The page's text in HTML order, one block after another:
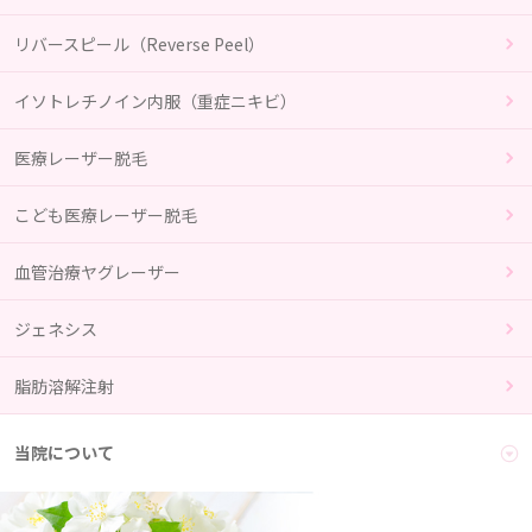
リバースピール（Reverse Peel）
イソトレチノイン内服（重症ニキビ）
医療レーザー脱毛
こども医療レーザー脱毛
血管治療ヤグレーザー
ジェネシス
脂肪溶解注射
当院について